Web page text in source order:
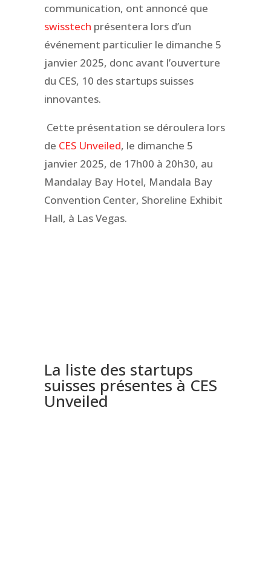
communication, ont annoncé que
swisstech présentera lors d’un
événement particulier le dimanche 5
janvier 2025, donc avant l’ouverture
du CES, 10 des startups suisses
innovantes.
Cette présentation se déroulera lors
de CES Unveiled, le dimanche 5
janvier 2025, de 17h00 à 20h30, au
Mandalay Bay Hotel, Mandala Bay
Convention Center, Shoreline Exhibit
Hall, à Las Vegas.
La liste des startups
suisses présentes à CES
Unveiled